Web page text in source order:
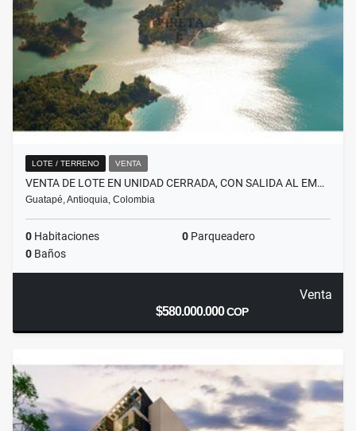
LOTE / TERRENO VENTA
VENTA DE LOTE EN UNIDAD CERRADA, CON SALIDA AL EM…
Guatapé, Antioquia, Colombia
0 Habitaciones 0 Parqueadero
0 Baños
Venta
$580.000.000COP